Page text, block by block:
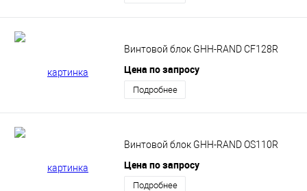
Винтовой блок GHH-RAND CF128R
Цена по запросу
Подробнее
Винтовой блок GHH-RAND OS110R
Цена по запросу
Подробнее